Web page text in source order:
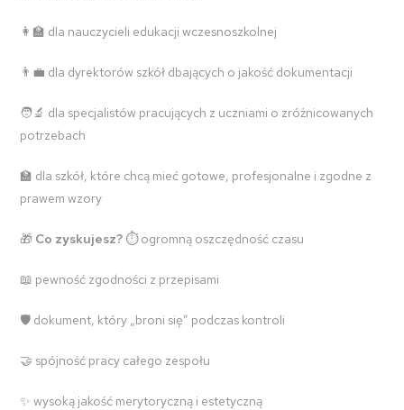
👩‍🏫 dla nauczycieli edukacji wczesnoszkolnej
👨‍💼 dla dyrektorów szkół dbających o jakość dokumentacji
🧑‍🔬 dla specjalistów pracujących z uczniami o zróżnicowanych
potrzebach
🏫 dla szkół, które chcą mieć gotowe, profesjonalne i zgodne z
prawem wzory
🎁 Co zyskujesz? ⏱️ ogromną oszczędność czasu
📖 pewność zgodności z przepisami
🛡️ dokument, który „broni się” podczas kontroli
🤝 spójność pracy całego zespołu
✨ wysoką jakość merytoryczną i estetyczną